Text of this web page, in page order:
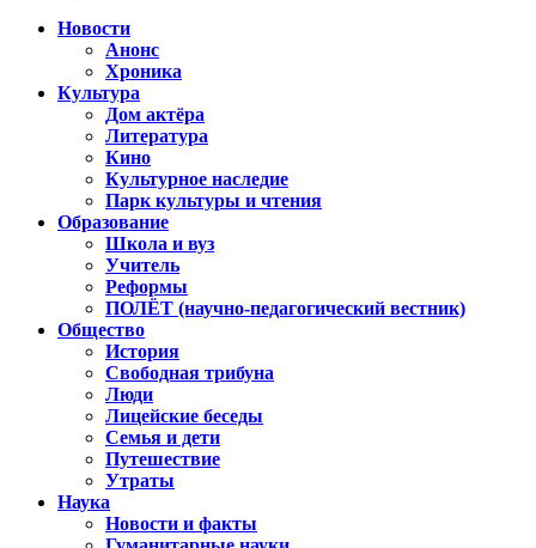
Новости
Анонс
Хроника
Культура
Дом актёра
Литература
Кино
Культурное наследие
Парк культуры и чтения
Образование
Школа и вуз
Учитель
Реформы
ПОЛЁТ (научно-педагогический вестник)
Общество
История
Свободная трибуна
Люди
Лицейские беседы
Семья и дети
Путешествие
Утраты
Наука
Новости и факты